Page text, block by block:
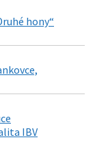
hony“
IBV